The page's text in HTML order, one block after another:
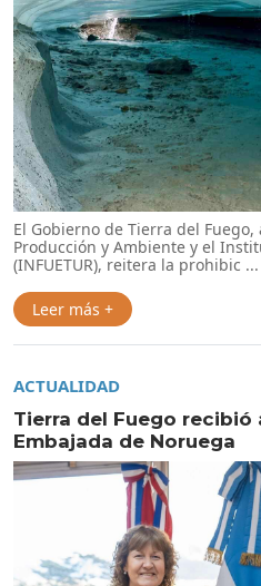
El Gobierno de Tierra del
Producción y Ambiente y el
(INFUETUR), reitera la prohibic ...
Leer más +
ACTUALIDAD
Tierra del Fuego
Embajada de Noruega